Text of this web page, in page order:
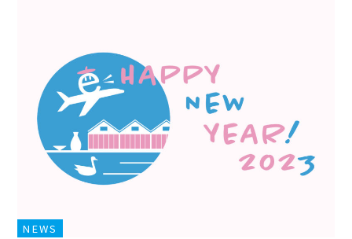
NEWS